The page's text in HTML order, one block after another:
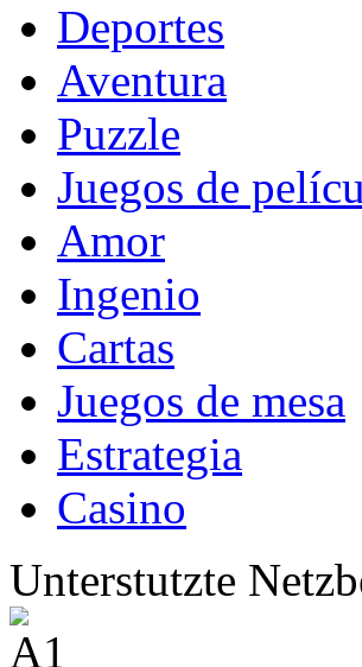
Deportes
Aventura
Puzzle
Juegos de
Amor
Ingenio
Cartas
Juegos de mesa
Estrategia
Casino
Unterstutzte